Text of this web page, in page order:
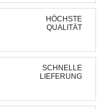
HÖCHSTE
QUALITÄT
SCHNELLE
LIEFERUNG